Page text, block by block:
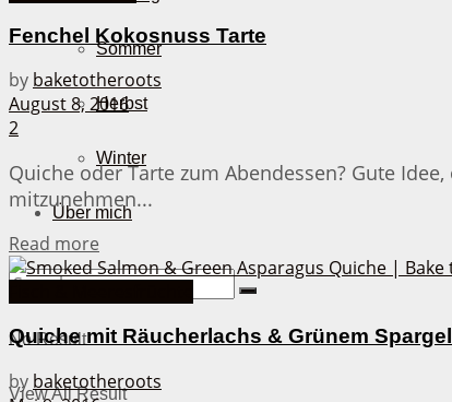
Sommer
Herbst
Winter
Über mich
No Result
View All Result
Fenchel Kokosnuss Tarte
by baketotheroots
August 8, 2016
2
Quiche oder Tarte zum Abendessen? Gute
mitzunehmen...
Read more
Quiche mit Räucherlachs & Grünem Spargel
by baketotheroots